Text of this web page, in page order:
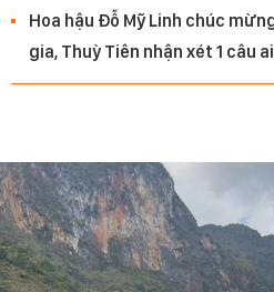
Hoa hậu Đỗ Mỹ Linh chúc
gia, Thuỳ Tiên nhận xét 1 câu